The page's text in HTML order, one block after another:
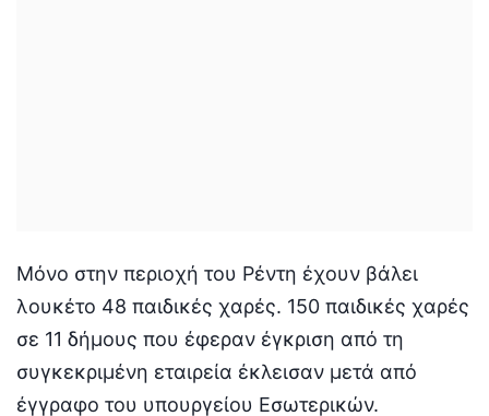
Μόνο στην περιοχή του Ρέντη έχουν βάλει
λουκέτο 48 παιδικές χαρές. 150 παιδικές χαρές
σε 11 δήμους που έφεραν έγκριση από τη
συγκεκριμένη εταιρεία έκλεισαν μετά από
έγγραφο του υπουργείου Εσωτερικών.